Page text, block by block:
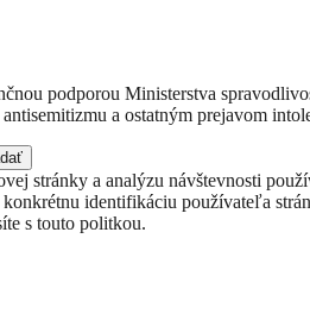
podporou Ministerstva
a ostatným prejavom
stránky a analýzu návštevnosti
identifikáciu používateľa
s touto politkou.